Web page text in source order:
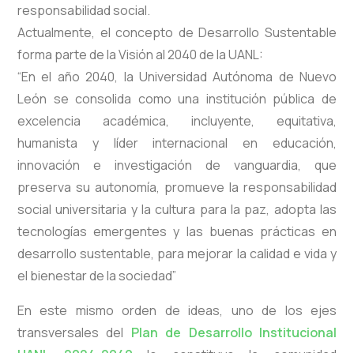
responsabilidad social.
Actualmente, el concepto de Desarrollo Sustentable
forma parte de la Visión al 2040 de la UANL:
“En el año 2040, la Universidad Autónoma de Nuevo
León se consolida como una institución pública de
excelencia académica, incluyente, equitativa,
humanista y líder internacional en educación,
innovación e investigación de vanguardia, que
preserva su autonomía, promueve la responsabilidad
social universitaria y la cultura para la paz, adopta las
tecnologías emergentes y las buenas prácticas en
desarrollo sustentable, para mejorar la calidad e vida y
el bienestar de la sociedad”
En este mismo orden de ideas, uno de los ejes
transversales del Plan de Desarrollo Institucional